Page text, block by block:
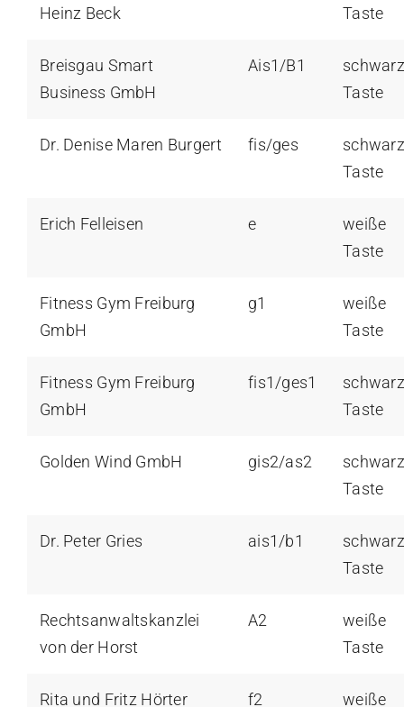
Heinz Beck
Taste
Breisgau Smart
Business GmbH
Ais1/B1
Taste
Dr. Denise Maren Burgert fis/ges
Taste
Erich Felleisen e
weiße
Taste
Fitness Gym Freiburg
GmbH
g1
weiße
Taste
Fitness Gym Freiburg
GmbH
fis1/ges1
Taste
Golden Wind GmbH gis2/as2
Taste
Dr. Peter Gries ais1/b1
Taste
Rechtsanwaltskanzlei
von der Horst
A2
weiße
Taste
Rita und Fritz Hörter f2
weiße